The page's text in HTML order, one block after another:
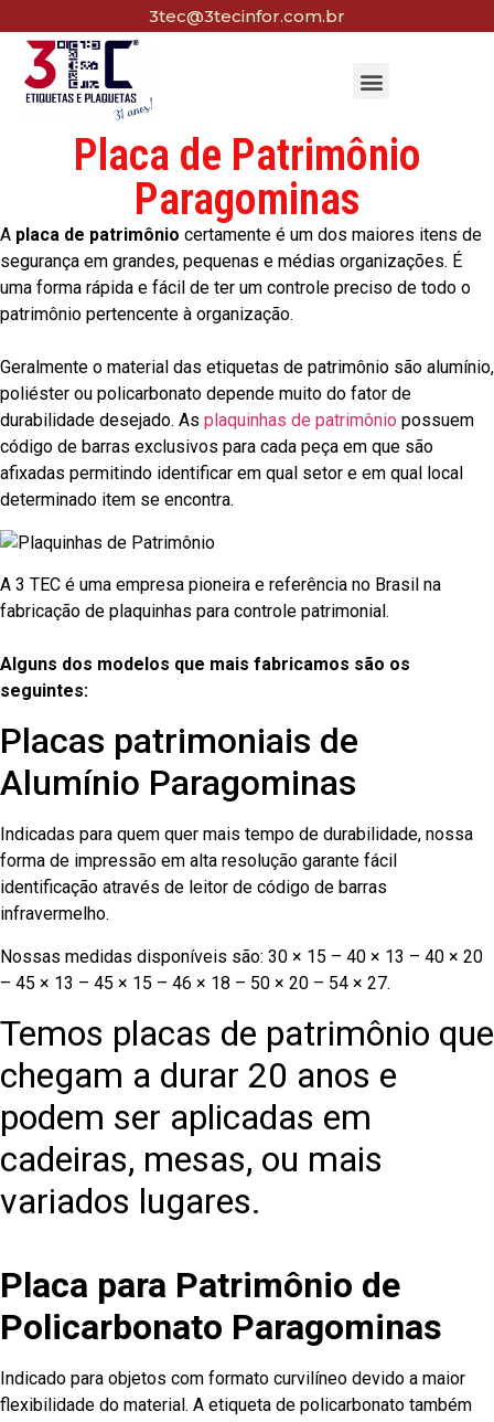
3tec@3tecinfor.com.br
Placa de Patrimônio
Paragominas
A placa de patrimônio certamente é um dos maiores itens de
segurança em grandes, pequenas e médias organizações. É
uma forma rápida e fácil de ter um controle preciso de todo o
patrimônio pertencente à organização.
Geralmente o material das etiquetas de patrimônio são alumínio,
poliéster ou policarbonato depende muito do fator de
durabilidade desejado. As plaquinhas de patrimônio possuem
código de barras exclusivos para cada peça em que são
afixadas permitindo identificar em qual setor e em qual local
determinado item se encontra.
A 3 TEC é uma empresa pioneira e referência no Brasil na
fabricação de plaquinhas para controle patrimonial.
Alguns dos modelos que mais fabricamos são os
seguintes:
Placas patrimoniais de
Alumínio Paragominas
Indicadas para quem quer mais tempo de durabilidade, nossa
forma de impressão em alta resolução garante fácil
identificação através de leitor de código de barras
infravermelho.
Nossas medidas disponíveis são: 30 × 15 – 40 × 13 – 40 × 20
– 45 × 13 – 45 × 15 – 46 × 18 – 50 × 20 – 54 × 27.
Temos placas de patrimônio que
chegam a durar 20 anos e
podem ser aplicadas em
cadeiras, mesas, ou mais
variados lugares.
Placa para Patrimônio de
Policarbonato Paragominas
Indicado para objetos com formato curvilíneo devido a maior
flexibilidade do material. A etiqueta de policarbonato também